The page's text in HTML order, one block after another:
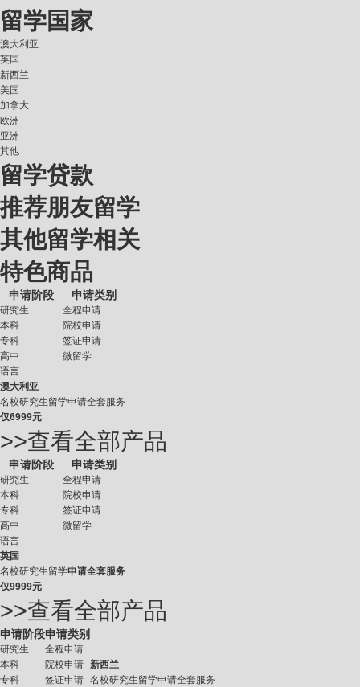
留学国家
澳大利亚
英国
新西兰
美国
加拿大
欧洲
亚洲
其他
留学贷款
推荐朋友留学
其他留学相关
特色商品
申请阶段 申请类别
研究生
全程申请
本科
院校申请
专科
签证申请
高中
微留学
语言
澳大利亚
名校研究生留学申请全套服务
仅6999元
>>查看全部产品
申请阶段 申请类别
研究生
全程申请
本科
院校申请
专科
签证申请
高中
微留学
语言
英国
名校研究生留学申请全套服务
仅9999元
>>查看全部产品
申请阶段申请类别
研究生
全程申请
新西兰
名校研究生留学申请全套服务
本科
院校申请
专科
签证申请